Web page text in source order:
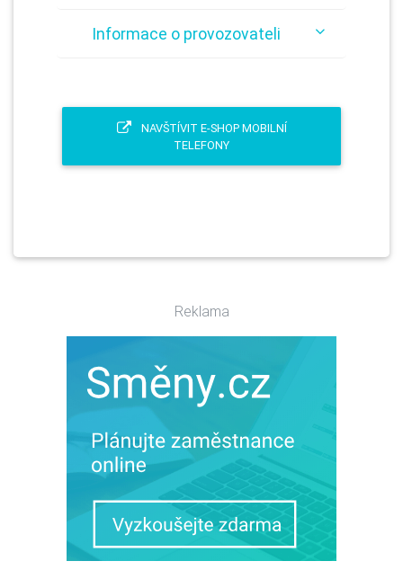
Informace o provozovateli
NAVŠTÍVIT E-SHOP MOBILNÍ
TELEFONY
Reklama